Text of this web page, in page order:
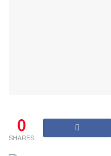
0
SHARES